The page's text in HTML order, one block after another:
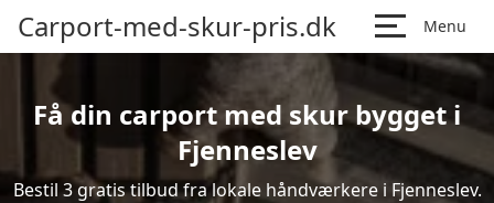
Carport-med-skur-pris.dk Menu
Få din carport med skur bygget i
Fjenneslev
Bestil 3 gratis tilbud fra lokale håndværkere i Fjenneslev.